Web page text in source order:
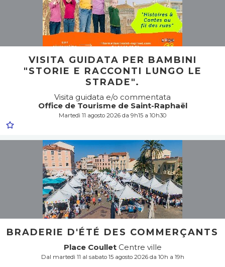
VISITA GUIDATA PER BAMBINI
"STORIE E RACCONTI LUNGO LE
STRADE".
Visita guidata e/o commentata
Office de Tourisme de Saint-Raphaël
Martedì 11 agosto 2026 da 9h15 a 10h30
BRADERIE D'ÉTÉ DES COMMERÇANTS
Place Coullet Centre ville
Dal martedì 11 al sabato 15 agosto 2026 da 10h a 19h